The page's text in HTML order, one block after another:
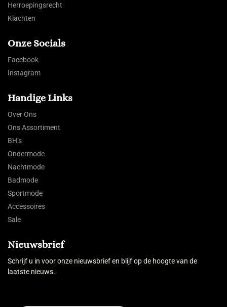
Herroepingsrecht
Klachten
Onze Socials
Facebook
Instagram
Handige Links
Over Ons
Ons Assortiment
BH’s
Ondermode
Nachtmode
Badmode
Sportmode
Accessoires
Sale
Nieuwsbrief
Schrijf u in voor onze nieuwsbrief en blijf op de hoogte van de
laatste nieuws.